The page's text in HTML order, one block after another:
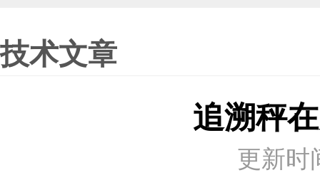
技术文章
追溯秤
更新时